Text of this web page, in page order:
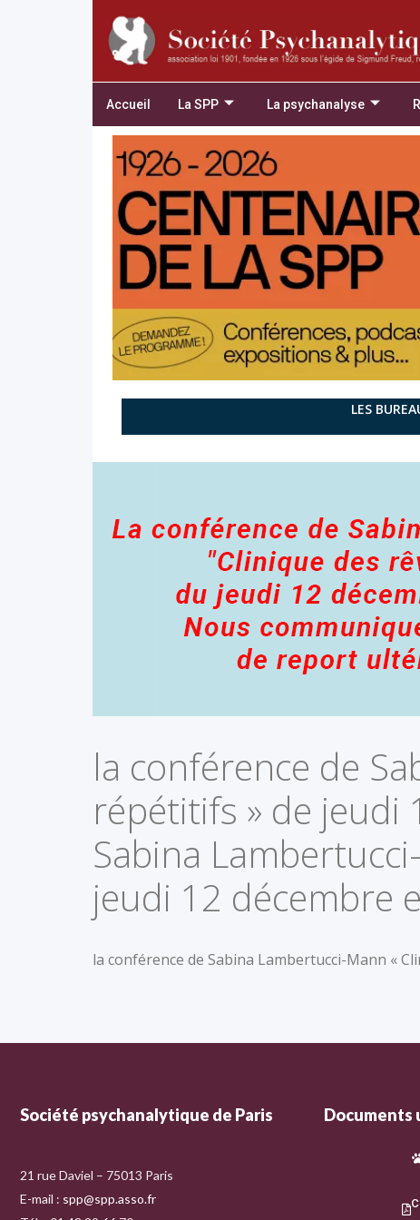
Accueil La SPP La psychanalyse
LES
la conférence de
répétitifs » de jeudi
Sabina
jeudi 12 décembre
la conférence de Sabina Lambertucci-Mann «
Société psychanalytique de Paris
21 rue Daviel – 75013 Paris
E-mail : spp@spp.asso.fr
Documents